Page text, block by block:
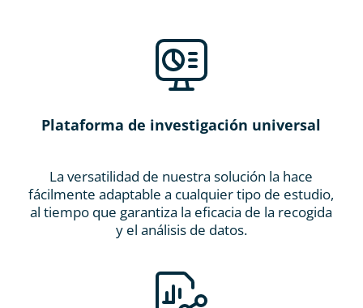
Plataforma de investigación universal
La versatilidad de nuestra solución la hace
fácilmente adaptable a cualquier tipo de estudio,
al tiempo que garantiza la eficacia de la recogida
y el análisis de datos.